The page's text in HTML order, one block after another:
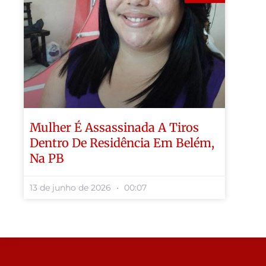
Mulher É Assassinada A Tiros
Dentro De Residência Em Belém,
Na PB
13 de junho de 2026 00:07